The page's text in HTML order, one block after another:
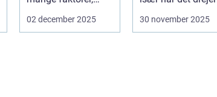
man bør ov...
02 december 2025
sig om bø...
30 november 2025